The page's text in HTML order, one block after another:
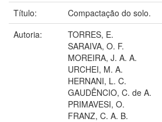
Título:
Compactação do solo.
Autoria:
TORRES, E.
SARAIVA, O. F.
MOREIRA, J. A. A.
URCHEI, M. A.
HERNANI, L. C.
GAUDÊNCIO, C. de A.
PRIMAVESI, O.
FRANZ, C. A. B.